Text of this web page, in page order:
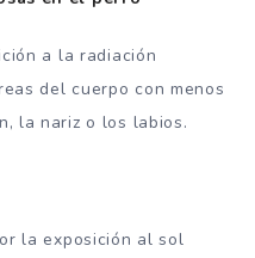
a la radiación
del cuerpo con menos
la nariz o los labios.
la exposición al sol